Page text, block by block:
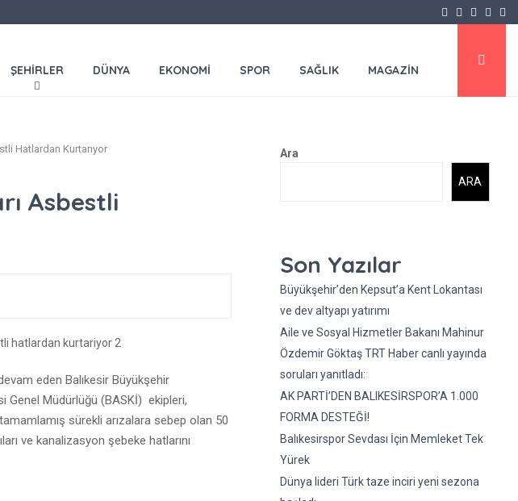
Facebook
Twitter
ŞEHİRLER DÜNYA EKONOMİ SPOR SAĞLIK MAGAZİN
Hatlardan Kurtarıyor
Asbestli
eden Balıkesir Büyükşehir
Genel Müdürlüğü (BASKİ) ekipleri,
sürekli arızalara sebep olan 50
ve kanalizasyon şebeke hatlarını
Ara
ARA
Son Yazılar
Büyükşehir’den Kepsut’a Kent Lokantası
ve dev altyapı yatırımı
Aile ve Sosyal Hizmetler Bakanı Mahinur
Özdemir Göktaş TRT Haber canlı yayında
soruları yanıtladı:
AK PARTİ’DEN BALIKESİRSPOR’A 1.000
FORMA DESTEĞİ!
Balıkesirspor Sevdası İçin Memleket Tek
Yürek
Dünya lideri Türk taze inciri yeni sezona